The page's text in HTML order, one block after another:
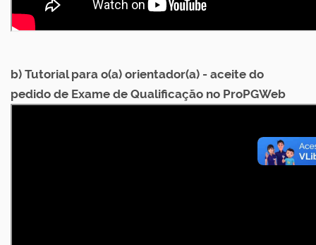
b) Tutorial para o(a) orientador(a) - aceite do
pedido de Exame de Qualificação no ProPGWeb